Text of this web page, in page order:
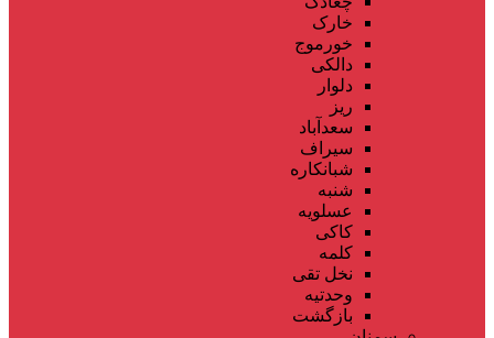
خارک
خورموج
دالکی
دلوار
ریز
سعدآباد
سیراف
شبانکاره
شنبه
عسلویه
کاکی
کلمه
نخل تقی
وحدتیه
بازگشت